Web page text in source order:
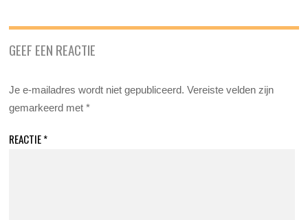
GEEF EEN REACTIE
Je e-mailadres wordt niet gepubliceerd. Vereiste velden zijn
gemarkeerd met*
REACTIE*